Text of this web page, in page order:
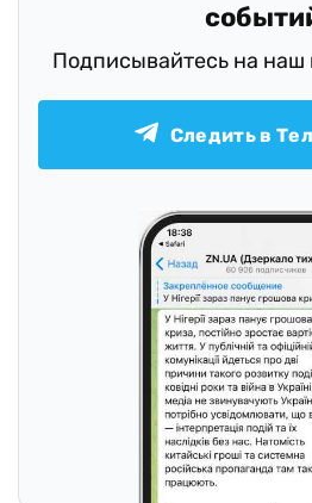
Подписывайтесь на наш
Следить в